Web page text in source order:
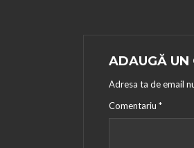
ADAUGĂ UN
Adresa ta de email
Comentariu *